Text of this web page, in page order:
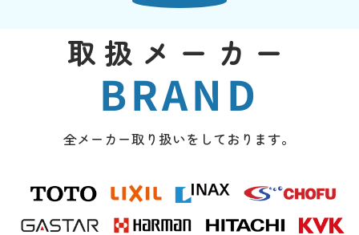
取扱メーカー
BRAND
全メーカー取り扱いをしております。